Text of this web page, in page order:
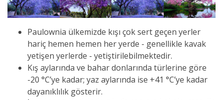
Paulownia ülkemizde kışı çok sert geçen yerler
hariç hemen hemen her yerde - genellikle kavak
yetişen yerlerde - yetiştirilebilmektedir.
Kış aylarında ve bahar donlarında türlerine göre
-20 °C’ye kadar; yaz aylarında ise +41 °C’ye kadar
dayanıklılık gösterir.